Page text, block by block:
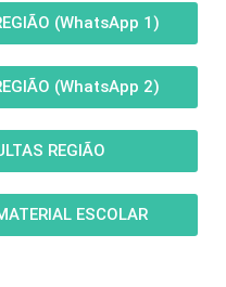
(WhatsApp 1)
(WhatsApp 2)
REGIÃO
ESCOLAR